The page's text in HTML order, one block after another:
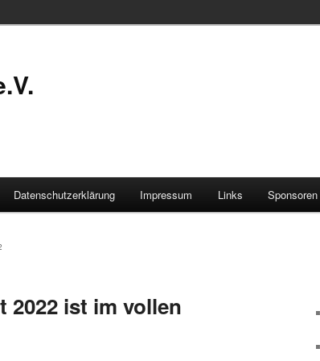
Datenschutzerklärung Impressum Links Sponsoren
2022 ist im vollen